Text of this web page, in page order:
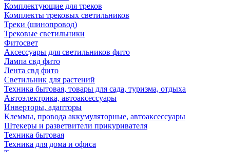
Комплектующие для треков
Комплекты трековых светильников
Треки (шинопровод)
Трековые светильники
Фитосвет
Аксессуары для светильников фито
Лампа свд фито
Лента свд фито
Светильник для растений
Техника бытовая, товары для сада, туризма, отдыха
Автоэлектрика, автоаксессуары
Инверторы, адапторы
Клеммы, провода аккумуляторные, автоаксессуары
Штекеры и разветвители прикуривателя
Техника бытовая
Техника для дома и офиса